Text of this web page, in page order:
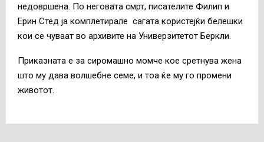
недовршена. По неговата смрт, писателите Филип и
Ерин Стед ја комплетирале сагата користејќи белешки
кои се чуваат во архивите на Универзитетот Беркли.
Приказната е за сиромашно момче кое сретнува жена
што му дава волшебне семе, и тоа ќе му го промени
животот.